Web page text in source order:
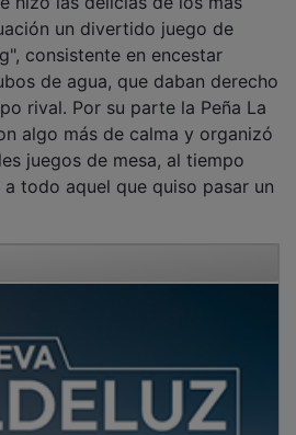
un divertido juego de
consistente en encestar
de agua, que daban derecho
rival. Por su parte la Peña La
algo más de calma y organizó
juegos de mesa, al tiempo
todo aquel que quiso pasar un